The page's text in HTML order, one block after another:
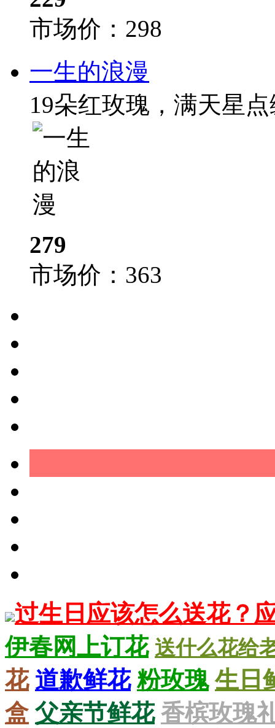
市场价： 298
一生的浪漫
19朵红玫瑰，满天星点
279
市场价： 363
过生日应该怎么送花？
伊春网上订花 送什么花给
花 道歉鲜花 粉玫瑰 生日
盒 父亲节鲜花 香槟玫瑰